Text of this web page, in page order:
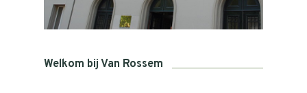
Welkom bij Van Rossem